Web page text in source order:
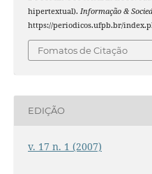
hipertextual). Informação &
https://periodicos.ufpb.br/
Fomatos de Citação
EDIÇÃO
v. 17 n. 1 (2007)